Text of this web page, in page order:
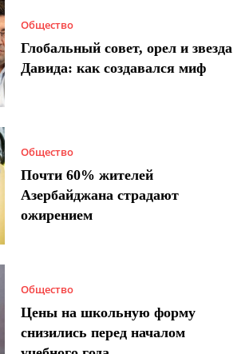
Общество
Глобальный совет, орел и звезда
Давида: как создавался миф
Общество
Почти 60% жителей
Азербайджана страдают
ожирением
Общество
Цены на школьную форму
снизились перед началом